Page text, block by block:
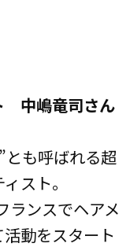
中嶋竜司さん
とも呼ばれる超
スト。
ランスでヘアメ
動をスタート